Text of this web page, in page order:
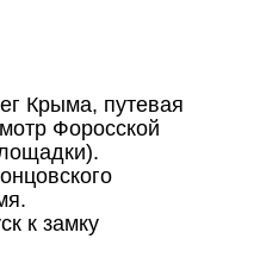
Крыма, путевая
Форосской
к замку